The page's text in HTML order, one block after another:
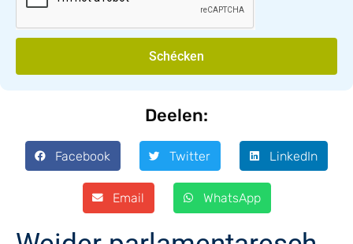
Schécken
Deelen:
Facebook Twitter LinkedIn
Email WhatsApp